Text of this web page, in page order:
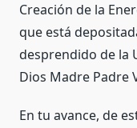
Creación de la
que está
desprendido de la
Dios Madre Padre
En tu avance, de